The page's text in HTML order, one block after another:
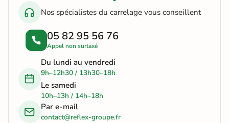
Nos spécialistes du carrelage vous conseillent
05 82 95 56 76
Appel non surtaxé
Du lundi au vendredi
9h–12h30 / 13h30–18h
Le samedi
10h–13h / 14h–18h
Par e-mail
contact@reflex-groupe.fr